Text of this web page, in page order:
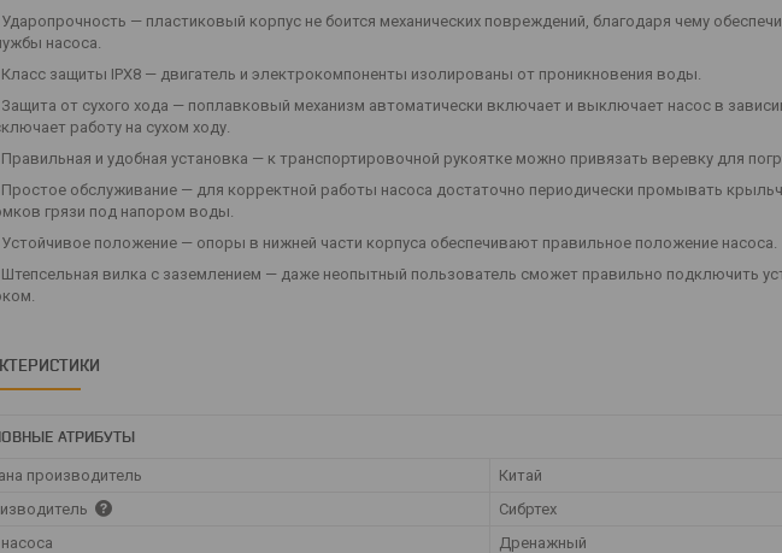
Ударопрочность — пластиковый корпус не боится механических повреждений, благодаря чему
насоса.
Класс защиты IPX8 — двигатель и электрокомпоненты изолированы от проникновения воды.
Защита от сухого хода — поплавковый механизм автоматически включает и выключает насос в
работу на сухом ходу.
Правильная и удобная установка — к транспортировочной рукоятке можно привязать веревку для
Простое обслуживание — для корректной работы насоса достаточно периодически промывать
грязи под напором воды.
Устойчивое положение — опоры в нижней части корпуса обеспечивают правильное положение насоса.
Штепсельная вилка с заземлением — даже неопытный пользователь сможет правильно подключить
АТРИБУТЫ
производитель
Китай
Сибртех
Дренажный